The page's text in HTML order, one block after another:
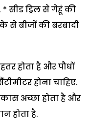
सीड ड्रिल से गेहूं की
से बीजों की बरबादी
होता है और पौधों
होना चाहिए.
अच्छा होता है और
होता है.